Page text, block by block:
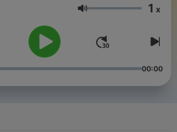
Lautstärke 1 x
00:00